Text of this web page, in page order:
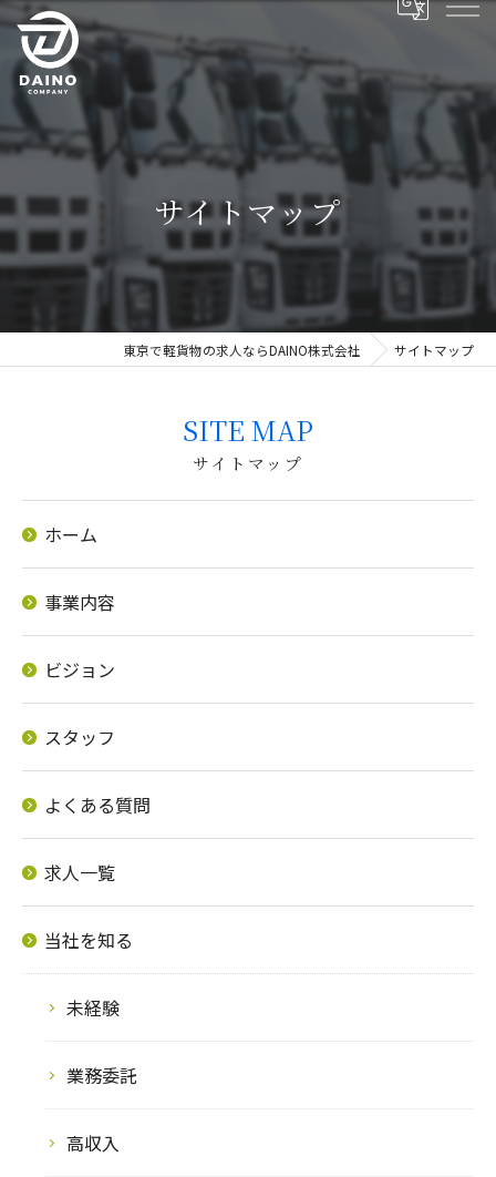
サイトマップ
東京で軽貨物の求人ならDAINO株式会社 サイトマップ
サイトマップ
SITE MAP
ホーム
事業内容
ビジョン
スタッフ
よくある質問
求人一覧
当社を知る
未経験
業務委託
高収入